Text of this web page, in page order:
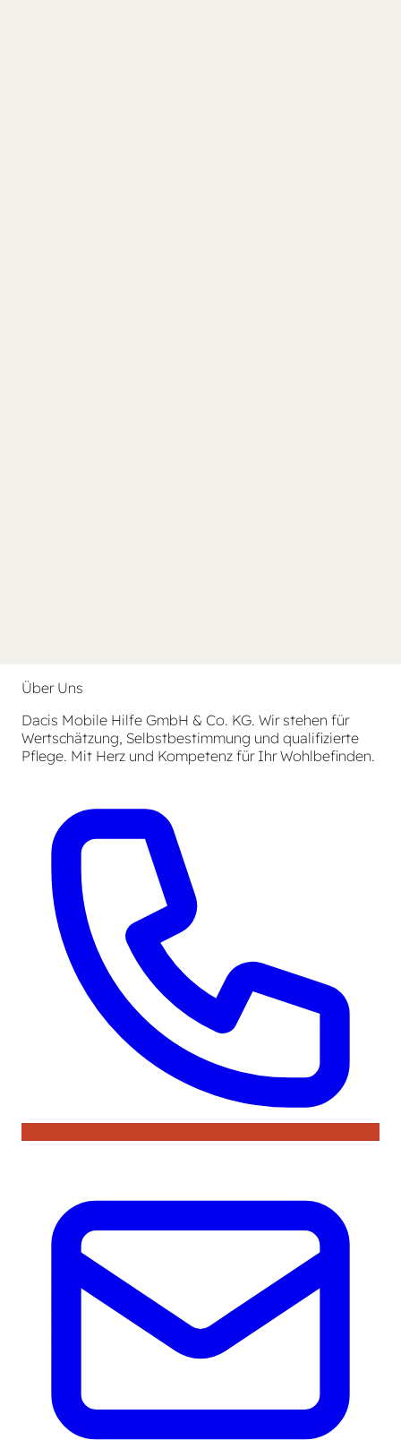
Über Uns
Dacis Mobile Hilfe GmbH & Co. KG. Wir stehen für
Wertschätzung, Selbstbestimmung und qualifizierte
Pflege. Mit Herz und Kompetenz für Ihr Wohlbefinden.